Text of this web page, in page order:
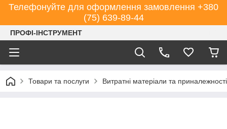
Телефонуйте для оформлення замовлення +380
(75) 639-89-44
ПРОФІ-ІНСТРУМЕНТ
Товари та послуги Витратні матеріали та